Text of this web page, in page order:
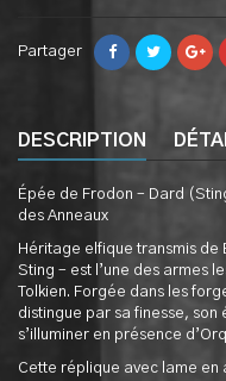
Partager
DESCRIPTION
Épée de Frodon – Dard
des Anneaux
Héritage elfique transmis de
Sting – est l’une des armes
Tolkien. Forgée dans les
distingue par sa finesse,
s’illuminer en présence
Cette réplique avec lame en